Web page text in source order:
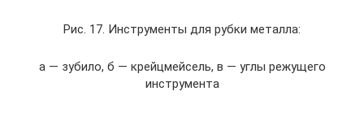
Рис. 17. Инструменты для рубки металла:
а — зубило, б — крейцмейсель, в — углы режущего
инструмента